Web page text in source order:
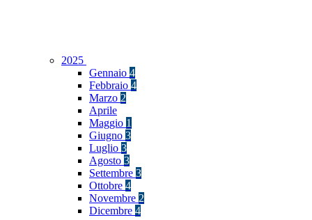
2025
Gennaio 4
Febbraio 4
Marzo 2
Aprile
Maggio 1
Giugno 3
Luglio 3
Agosto 3
Settembre 3
Ottobre 4
Novembre 2
Dicembre 4